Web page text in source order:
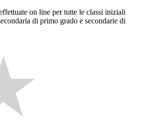
on line per tutte le classi iniziali
di primo grado e secondarie di